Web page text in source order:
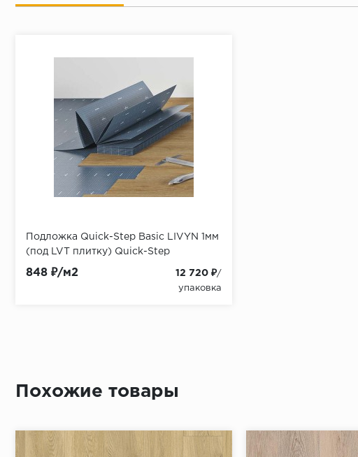
Подложка Quick-Step Basic LIVYN 1мм
(под LVT плитку) Quick-Step
848 ₽/м2 12 720 ₽/
упаковка
Похожие товары